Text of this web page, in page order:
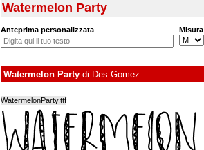
Watermelon Party
Anteprima personalizzata Misura
Watermelon Party di Des Gomez
WatermelonParty.ttf